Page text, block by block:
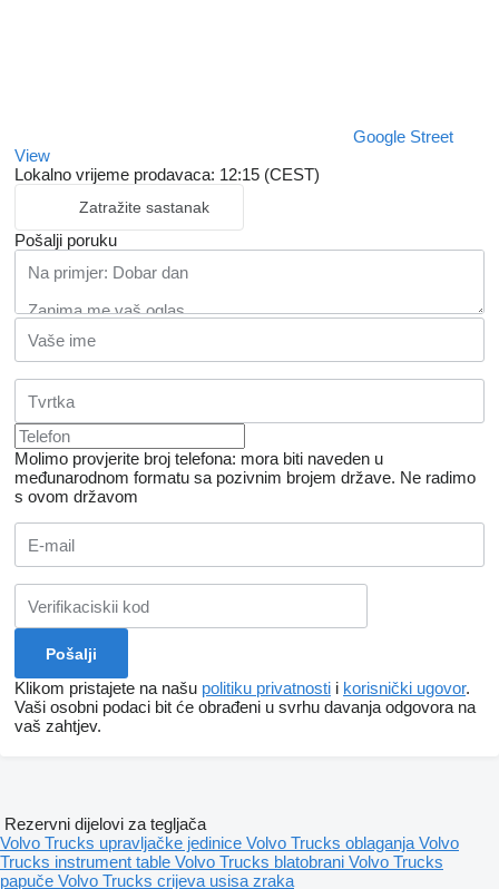
Google Street
View
Lokalno vrijeme prodavaca: 12:15 (CEST)
Zatražite sastanak
Pošalji poruku
Molimo provjerite broj telefona: mora biti naveden u
međunarodnom formatu sa pozivnim brojem države. Ne radimo
s ovom državom
Klikom pristajete na našu politiku privatnosti i korisnički ugovor.
Vaši osobni podaci bit će obrađeni u svrhu davanja odgovora na
vaš zahtjev.
Rezervni dijelovi za tegljača
Volvo Trucks upravljačke jedinice Volvo Trucks oblaganja Volvo
Trucks instrument table Volvo Trucks blatobrani Volvo Trucks
papuče Volvo Trucks crijeva usisa zraka